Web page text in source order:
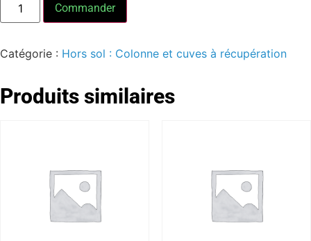
Commander
Catégorie : Hors sol : Colonne et cuves à récupération
Produits similaires